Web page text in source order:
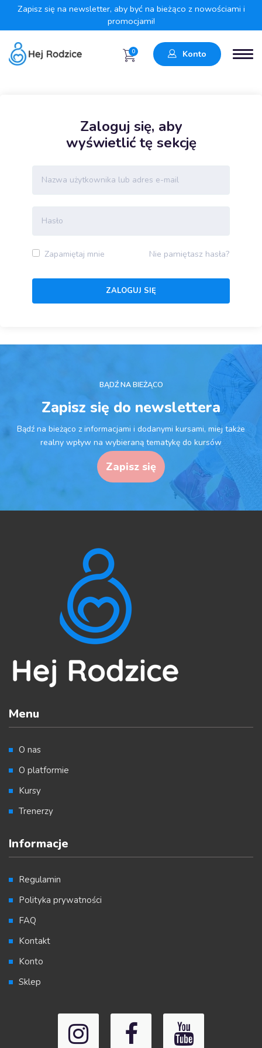
Zapisz się na newsletter, aby być na bieżąco z nowościami i
promocjami!
0 Konto
Zaloguj się, aby
wyświetlić tę sekcję
Zapamiętaj mnie Nie pamiętasz hasła?
BĄDŹ NA BIEŻĄCO
Zapisz się do newslettera
Bądź na bieżąco z informacjami i dodanymi kursami, miej także
realny wpływ na wybieraną tematykę do kursów
Zapisz się
Menu
O nas
O platformie
Kursy
Trenerzy
Informacje
Regulamin
Polityka prywatności
FAQ
Kontakt
Konto
Sklep